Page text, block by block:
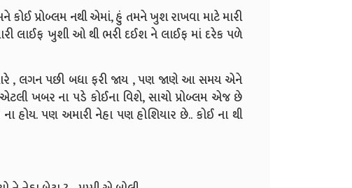
કોઈ પ્રોબ્લમ નથી એમાં, હું તમને ખુશ રાખવા માટે મારી
લાઈફ ખુશી ઓ થી ભરી દઈશ ને લાઈફ માં દરેક પળે
, લગન પછી બધા ફરી જાય , પણ જાણે આ સમય એને
ખબર ના પડે કોઈના વિશે, સાચો પ્રોબ્લમ એજ છે
પણ અમારી નેહા પણ હોશિયાર છે.. કોઈ ના થી